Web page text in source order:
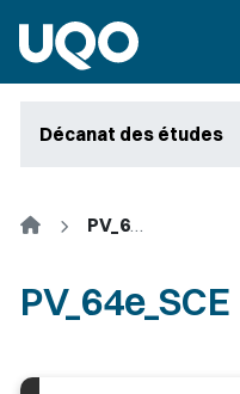
Décanat des études
Accueil PV_64e_SCE
PV_64e_SCE